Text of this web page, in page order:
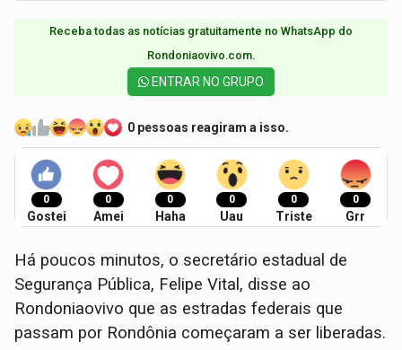
Receba todas as notícias gratuitamente no WhatsApp do
Rondoniaovivo.com.​
ENTRAR NO GRUPO
0 pessoas reagiram a isso.
0
Gostei
0
Amei
0
Haha
0
Uau
0
Triste
0
Grr
Há poucos minutos, o secretário estadual de
Segurança Pública, Felipe Vital, disse ao
Rondoniaovivo que as estradas federais que
passam por Rondônia começaram a ser liberadas.